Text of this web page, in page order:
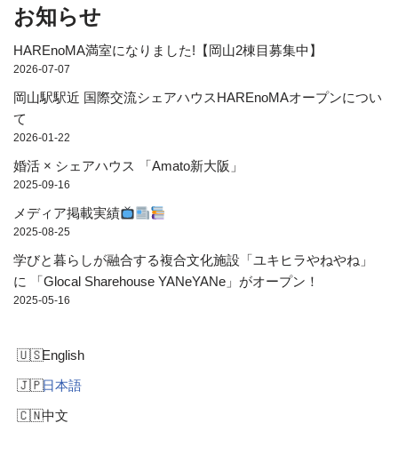
お知らせ
HAREnoMA満室になりました!【岡山2棟目募集中】
2026-07-07
岡山駅駅近 国際交流シェアハウスHAREnoMAオープンについ
て
2026-01-22
婚活 × シェアハウス 「Amato新大阪」
2025-09-16
メディア掲載実績
2025-08-25
学びと暮らしが融合する複合文化施設「ユキヒラやねやね」
に 「Glocal Sharehouse YANeYANe」がオープン！
2025-05-16
English
日本語
中文